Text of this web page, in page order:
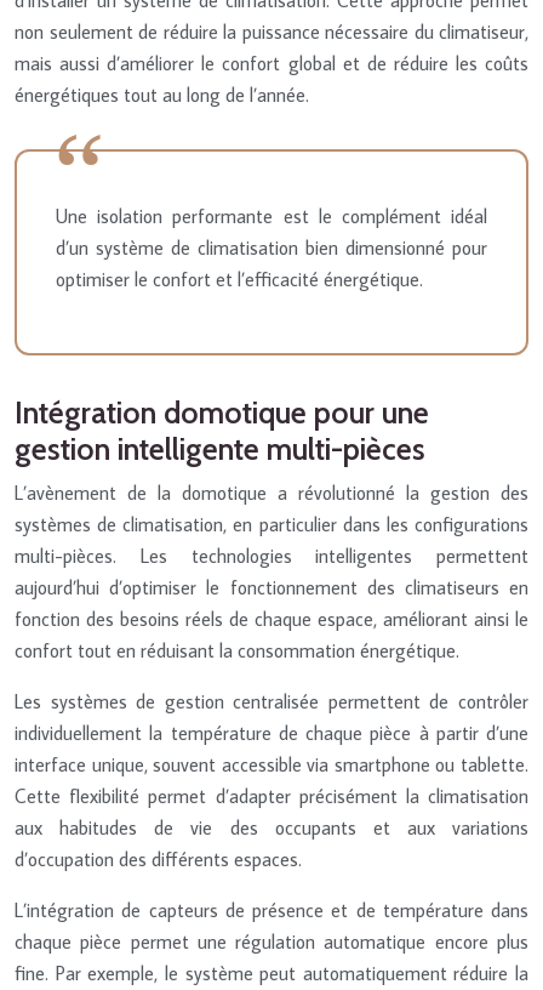
non seulement de réduire la puissance nécessaire du climatiseur,
mais aussi d’améliorer le confort global et de réduire les coûts
énergétiques tout au long de l’année.
Une isolation performante est le complément idéal
d’un système de climatisation bien dimensionné pour
optimiser le confort et l’efficacité énergétique.
Intégration domotique pour une
gestion intelligente multi-pièces
L’avènement de la domotique a révolutionné la gestion des
systèmes de climatisation, en particulier dans les configurations
multi-pièces. Les technologies intelligentes permettent
aujourd’hui d’optimiser le fonctionnement des climatiseurs en
fonction des besoins réels de chaque espace, améliorant ainsi le
confort tout en réduisant la consommation énergétique.
Les systèmes de gestion centralisée permettent de contrôler
individuellement la température de chaque pièce à partir d’une
interface unique, souvent accessible via smartphone ou tablette.
Cette flexibilité permet d’adapter précisément la climatisation
aux habitudes de vie des occupants et aux variations
d’occupation des différents espaces.
L’intégration de capteurs de présence et de température dans
chaque pièce permet une régulation automatique encore plus
fine. Par exemple, le système peut automatiquement réduire la